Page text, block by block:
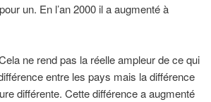
un. En l’an 2000 il a augmenté à
ne rend pas la réelle ampleur de ce qui
entre les pays mais la différence
différente. Cette différence a augmenté